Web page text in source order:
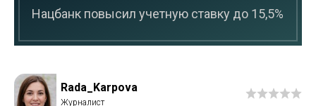
Нацбанк повысил учетную ставку до 15,5%
Rada_Karpova